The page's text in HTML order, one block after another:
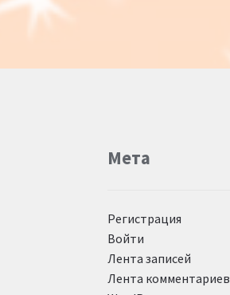
Мета
Регистрация
Войти
Лента записей
Лента комментариев